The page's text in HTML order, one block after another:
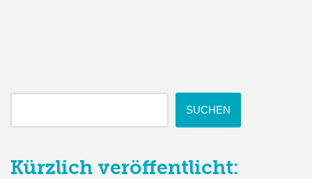
SUCHEN
Kürzlich veröffentlicht: